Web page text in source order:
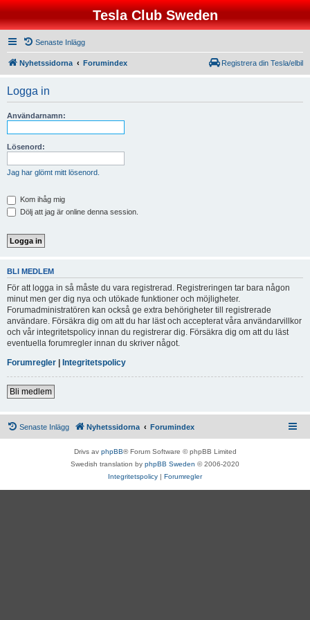
Tesla Club Sweden
Senaste Inlägg
Nyhetssidorna Forumindex Registrera din Tesla/elbil
Logga in
Användarnamn:
Lösenord:
Jag har glömt mitt lösenord.
Kom ihåg mig
Dölj att jag är online denna session.
BLI MEDLEM
För att logga in så måste du vara registrerad. Registreringen tar bara någon
minut men ger dig nya och utökade funktioner och möjligheter.
Forumadministratören kan också ge extra behörigheter till registrerade
användare. Försäkra dig om att du har läst och accepterat våra användarvillkor
och vår integritetspolicy innan du registrerar dig. Försäkra dig om att du läst
eventuella forumregler innan du skriver något.
Forumregler | Integritetspolicy
Bli medlem
Senaste Inlägg Nyhetssidorna Forumindex
Drivs av phpBB® Forum Software © phpBB Limited
Swedish translation by phpBB Sweden © 2006-2020
Integritetspolicy | Forumregler